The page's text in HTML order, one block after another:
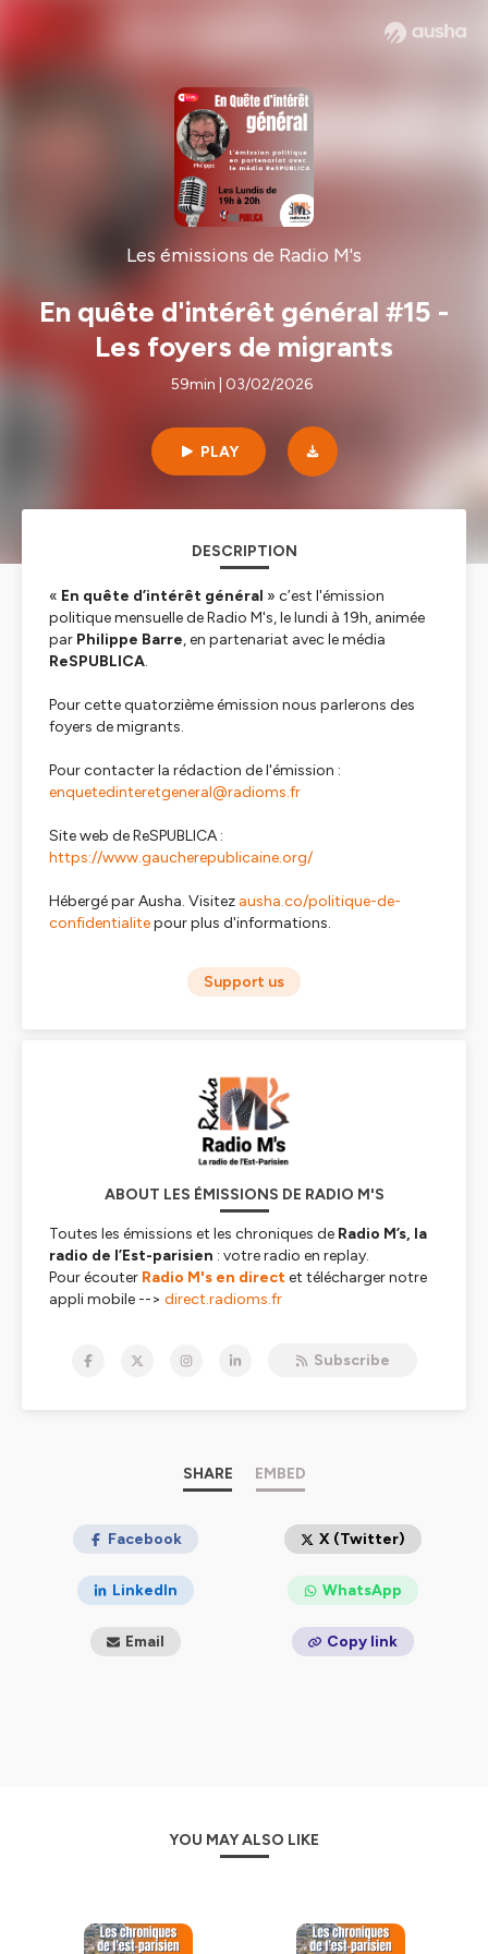
Les émissions de Radio M's
En quête d'intérêt général #15 -
Les foyers de migrants
59min | 03/02/2026
PLAY
DESCRIPTION
« En quête d’intérêt général » c’est l'émission
politique mensuelle de Radio M's, le lundi à 19h, animée
par Philippe Barre, en partenariat avec le média
ReSPUBLICA.
Pour cette quatorzième émission nous parlerons des
foyers de migrants.
Pour contacter la rédaction de l'émission :
enquetedinteretgeneral@radioms.fr
Site web de ReSPUBLICA :
https://www.gaucherepublicaine.org/
Hébergé par Ausha. Visitez ausha.co/politique-de-
confidentialitepour plus d'informations.
Support us
ABOUT LES ÉMISSIONS DE RADIO M'S
Toutes les émissions et les chroniques de Radio M’s, la
radio de l’Est-parisien : votre radio en replay.
Pour écouter Radio M's en directet télécharger notre
appli mobile --> direct.radioms.fr
confidentialite
pour plus d'informations.Subscribe
SHARE EMBED
Facebook X (Twitter)
LinkedIn WhatsApp
Email Copy link
YOU MAY ALSO LIKE